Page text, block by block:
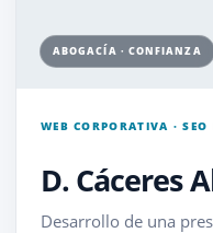
ABOGACÍA · CONFIANZA
WEB CORPORATIVA · SEO
D. Cáceres
Desarrollo de una